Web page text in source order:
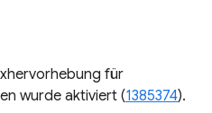
für
wurde aktiviert (1385374).